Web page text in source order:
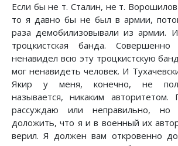
Если бы не т. Сталин, не т.
то я давно бы не был в армии,
раза демобилизовывали из армии.
троцкистская банда. Совершенно
ненавидел всю эту троцкистскую
мог ненавидеть человек. И
Якир у меня, конечно, не
называется, никаким
рассуждаю или неправильно,
доложить, что я и в военный их
верил. Я должен вам откровенно